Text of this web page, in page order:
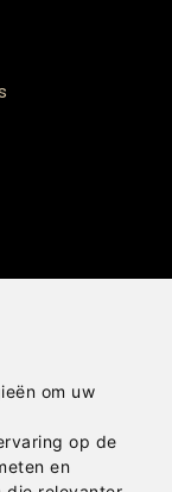
om uw
op de
en